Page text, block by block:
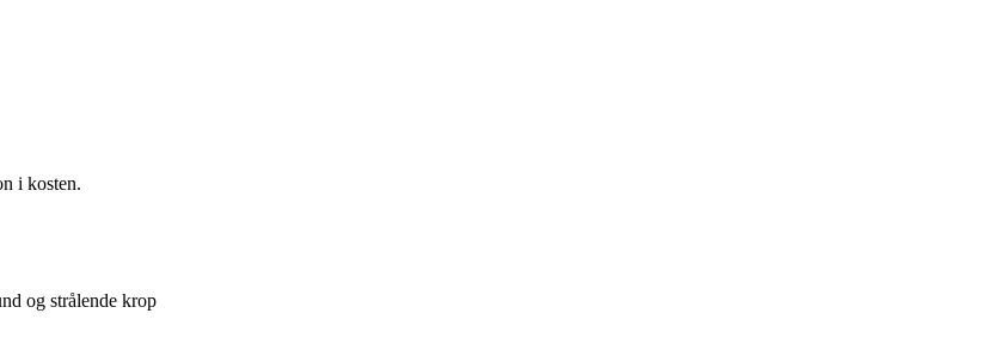
i kosten.
og strålende krop